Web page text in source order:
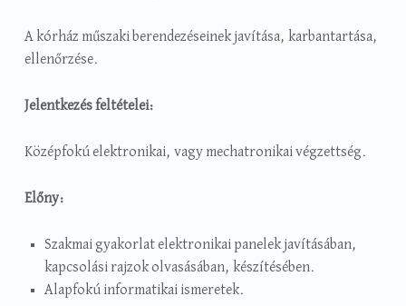
A kórház műszaki berendezéseinek javítása, karbantartása,
ellenőrzése.
Jelentkezés feltételei:
Középfokú elektronikai, vagy mechatronikai végzettség.
Előny:
Szakmai gyakorlat elektronikai panelek javításában,
kapcsolási rajzok olvasásában, készítésében.
Alapfokú informatikai ismeretek.